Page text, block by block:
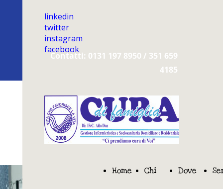
linkedin
twitter
instagram
facebook
Contatti: 0131 197 8950 / 351 659
4185
Home Chi Dove